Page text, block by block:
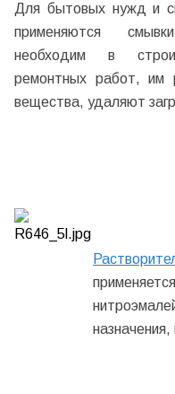
Для бытовых нужд и
применяются
необходим в
ремонтных работ, им
вещества, удаляют